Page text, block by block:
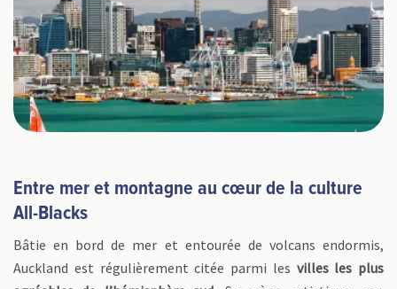
Entre mer et montagne au cœur de la culture
All-Blacks
Bâtie en bord de mer et entourée de volcans endormis,
Auckland est régulièrement citée parmi les villes les plus